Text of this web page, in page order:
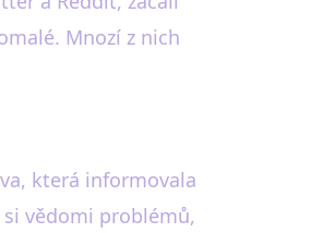
Mnozí z nich
která informovala
vědomi problémů,